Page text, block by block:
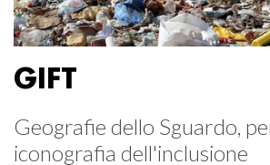
GIFT
Geografie dello Sguardo,
iconografia dell'inclusione